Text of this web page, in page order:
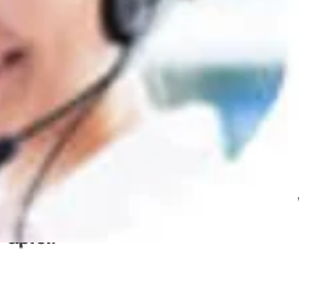
Puertas correderas, Puertas
Correderas automáticas
anti-cizallamiento, Puertas
Puertas radio
24 horas, Mantenimiento de
expertos en automatismos y
.